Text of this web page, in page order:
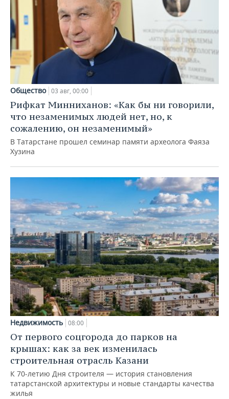
Общество 03 авг, 00:00
Рифкат Минниханов: «Как бы ни говорили,
что незаменимых людей нет, но, к
сожалению, он незаменимый»
В Татарстане прошел семинар памяти археолога Фаяза
Хузина
Недвижимость 08:00
От первого соцгорода до парков на
крышах: как за век изменилась
строительная отрасль Казани
К 70-летию Дня строителя — история становления
татарстанской архитектуры и новые стандарты качества
жилья